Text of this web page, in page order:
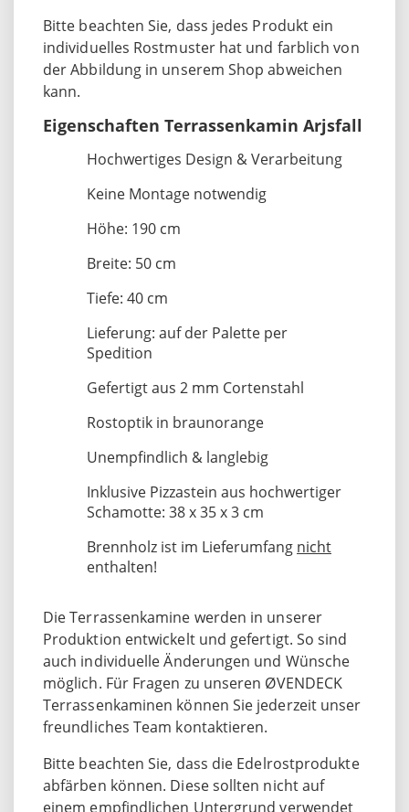
Bitte beachten Sie, dass jedes Produkt ein
individuelles Rostmuster hat und farblich von
der Abbildung in unserem Shop abweichen
kann.
Eigenschaften Terrassenkamin Arjsfall
Hochwertiges Design & Verarbeitung
Keine Montage notwendig
Höhe: 190 cm
Breite: 50 cm
Tiefe: 40 cm
Lieferung: auf der Palette per
Spedition
Gefertigt aus 2 mm Cortenstahl
Rostoptik in braunorange
Unempfindlich & langlebig
Inklusive Pizzastein aus hochwertiger
Schamotte: 38 x 35 x 3 cm
Brennholz ist im Lieferumfang nicht
enthalten!
Die Terrassenkamine werden in unserer
Produktion entwickelt und gefertigt. So sind
auch individuelle Änderungen und Wünsche
möglich. Für Fragen zu unseren ØVENDECK
Terrassenkaminen können Sie jederzeit unser
freundliches Team kontaktieren.
Bitte beachten Sie, dass die Edelrostprodukte
abfärben können. Diese sollten nicht auf
einem empfindlichen Untergrund verwendet